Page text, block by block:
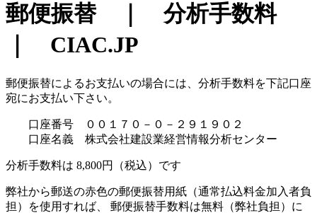
郵便振替 ｜ 分析手数料
｜ CIAC.JP
郵便振替によるお支払いの場合には、分析手数料を下記口座
宛にお支払い下さい。
口座番号 ００１７０－０－２９１９０２
口座名義 株式会社建設業経営情報分析センター
分析手数料は 8,800円（税込） です
弊社から郵送の赤色の郵便振替用紙（通常払込料金加入者負
担）を使用すれば、 郵便振替手数料は無料（弊社負担） に